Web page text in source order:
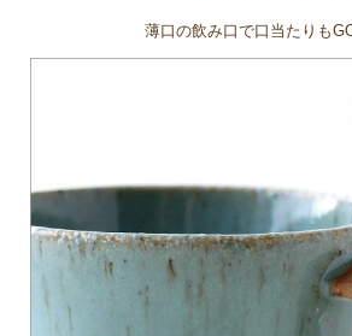
薄口の飲み口で口当たりも